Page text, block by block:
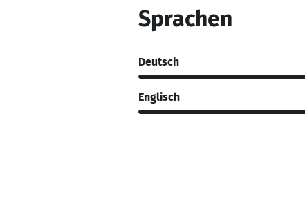
Sprachen
Deutsch
Englisch